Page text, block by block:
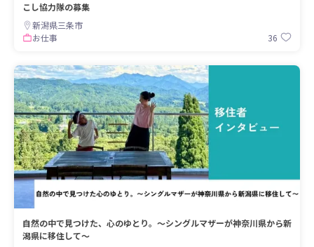
こし協力隊の募集
新潟県三条市
お仕事
36
自然の中で見つけた、心のゆとり。〜シングルマザーが神奈川県から新
潟県に移住して〜